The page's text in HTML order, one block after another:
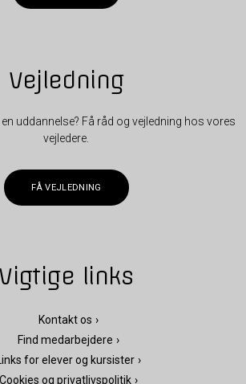
Vejledning
uddannelse? Få råd og vejledning hos vores
vejledere.
FÅ VEJLEDNING
Vigtige links
Kontakt os
Find medarbejdere
Links for elever og kursister
Cookies og privatlivspolitik